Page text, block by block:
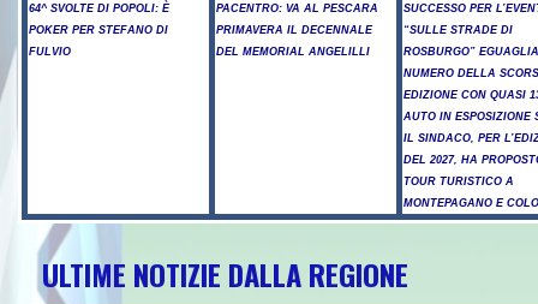
64^ SVOLTE DI POPOLI: È
POKER PER STEFANO DI
FULVIO
PACENTRO: VA AL PESCARA
PRIMAVERA IL DECENNALE
DEL MEMORIAL ANGELILLI
SUCCESSO PER
“SULLE STRADE DI
ROSBURGO”
NUMERO DELLA
EDIZIONE CON QUASI
AUTO IN ESPOSIZIONE
IL SINDACO, PER
DEL 2027, HA
TOUR TURISTICO A
MONTEPAGANO E
ULTIME NOTIZIE DALLA REGIONE